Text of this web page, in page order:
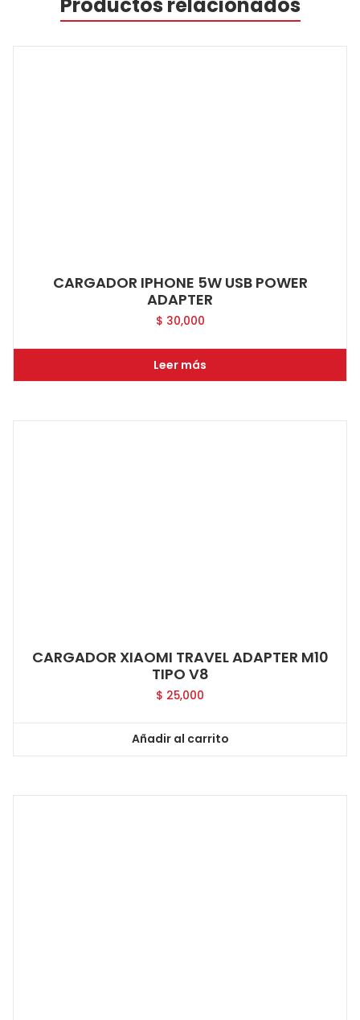
Productos relacionados
CARGADOR IPHONE 5W USB POWER
ADAPTER
$ 30,000
Leer más
CARGADOR XIAOMI TRAVEL ADAPTER M10
TIPO V8
$ 25,000
Añadir al carrito